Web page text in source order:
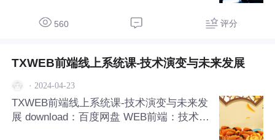
560 评分
TXWEB前端线上系统课-技术演变与未来发展
· 2024-04-23
TXWEB前端线上系统课-技术演变与未来发
展 download：百度网盘 WEB前端：技术演